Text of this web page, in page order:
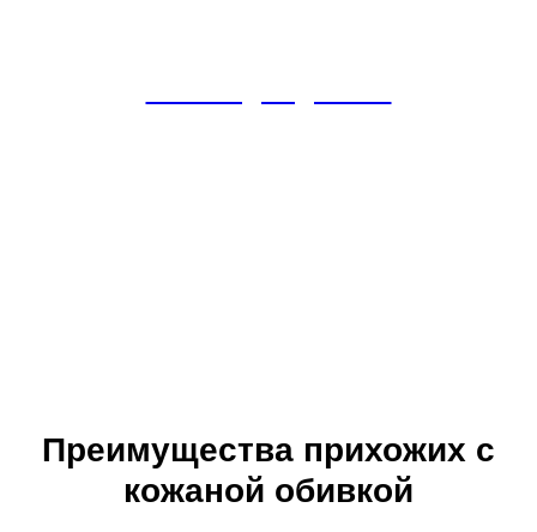
Преимущества прихожих с
кожаной обивкой